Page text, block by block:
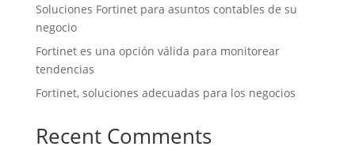
Soluciones Fortinet para asuntos contables de su
negocio
Fortinet es una opción válida para monitorear
tendencias
Fortinet, soluciones adecuadas para los negocios
Recent Comments